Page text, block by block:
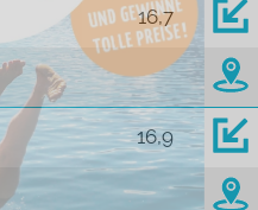
16,7
16,9